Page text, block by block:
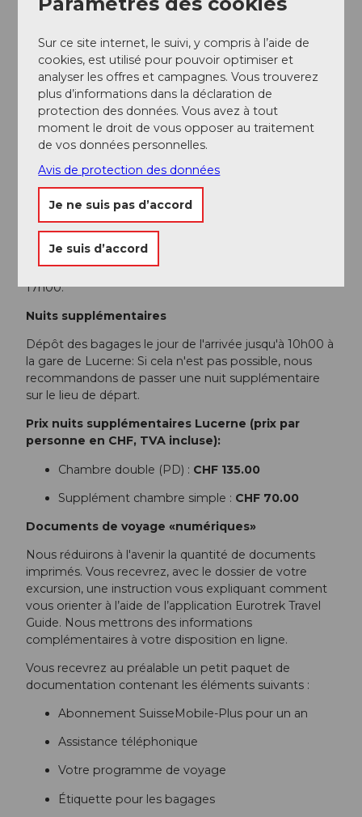
Assistance téléphonique
Prestations non inclus
Taxe de séjour à régler sur place
Frais de réservation de CHF 20.- par adulte
(garantie des fonds de la clientèle prescrite par la
loi incluse)
Arrivée | Départ
Arrivée:À Lucerne en transports publics. Déposez
vos bagages au comptoir des bagages au plus tard à
10h00.
Départ:En transports publics de Lucerne. Les valises
sont remises au comptoir des bagages au plus tard à
17h00.
Nuits supplémentaires
Dépôt des bagages le jour de l'arrivée jusqu'à 10h00 à
la gare de Lucerne: Si cela n'est pas possible, nous
recommandons de passer une nuit supplémentaire
sur le lieu de départ.
Prix nuits supplémentaires Lucerne (prix par
personne en CHF, TVA incluse):
Chambre double (PD) : CHF 135.00
Supplément chambre simple : CHF 70.00
Documents de voyage «numériques»
Nous réduirons à l'avenir la quantité de documents
imprimés. Vous recevrez, avec le dossier de votre
excursion, une instruction vous expliquant comment
vous orienter à l’aide de l’application Eurotrek Travel
Guide. Nous mettrons des informations
complémentaires à votre disposition en ligne.
Vous recevrez au préalable un petit paquet de
documentation contenant les éléments suivants :
Abonnement SuisseMobile-Plus pour un an
Assistance téléphonique
Votre programme de voyage
Étiquette pour les bagages
Sur ce site internet, le suivi, y compris à l’aide de
cookies, est utilisé pour pouvoir optimiser et
analyser les offres et campagnes. Vous trouverez
plus d’informations dans la déclaration de
protection des données. Vous avez à tout
moment le droit de vous opposer au traitement
de vos données personnelles.
Avis de protection des données
Je ne suis pas d’accord
Je suis d’accord